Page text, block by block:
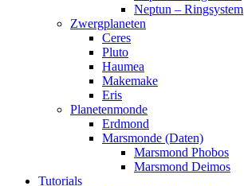
Neptun – Ringsystem
Zwergplaneten
Ceres
Pluto
Haumea
Makemake
Eris
Planetenmonde
Erdmond
Marsmonde (Daten)
Marsmond Phobos
Marsmond Deimos
Tutorials